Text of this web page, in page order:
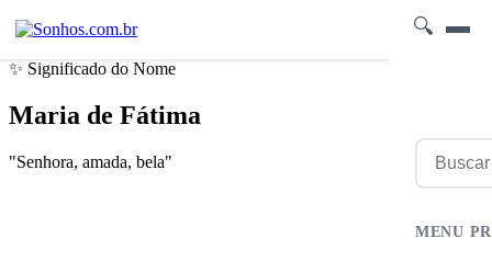
🔍
MENU
✨ Significado do Nome
Maria de Fátima
"Senhora, amada, bela"